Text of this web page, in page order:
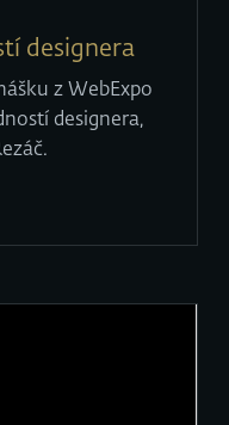
designera
z WebExpo
designera,